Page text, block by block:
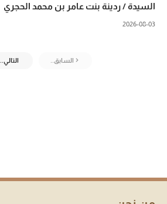
السيدة / ردينة بنت عامر بن محمد الحجري
2026-08-03
السابق.. التالي..